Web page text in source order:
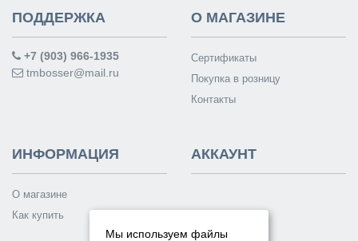
ПОДДЕРЖКА
+7 (903) 966-1935
tmbosser@mail.ru
О МАГАЗИНЕ
Сертификаты
Покупка в розницу
Контакты
ИНФОРМАЦИЯ
О магазине
Как купить
АККАУНТ
Мы используем файлы